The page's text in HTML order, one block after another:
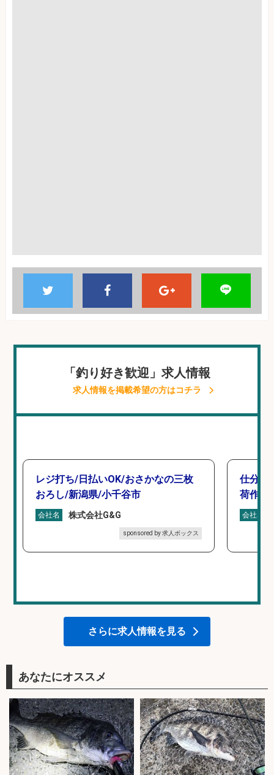
「釣り好き歓迎」求人情報
求人情報を掲載希望の方はコチラ
レジ打ち/日払いOK/おさかなの三枚
おろし/新潟県/小千谷市
会社名 株式会社G&G
sponsored by 求人ボックス
仕分け
荷作業
会社名
さらに求人情報を見る
あなたにオススメ